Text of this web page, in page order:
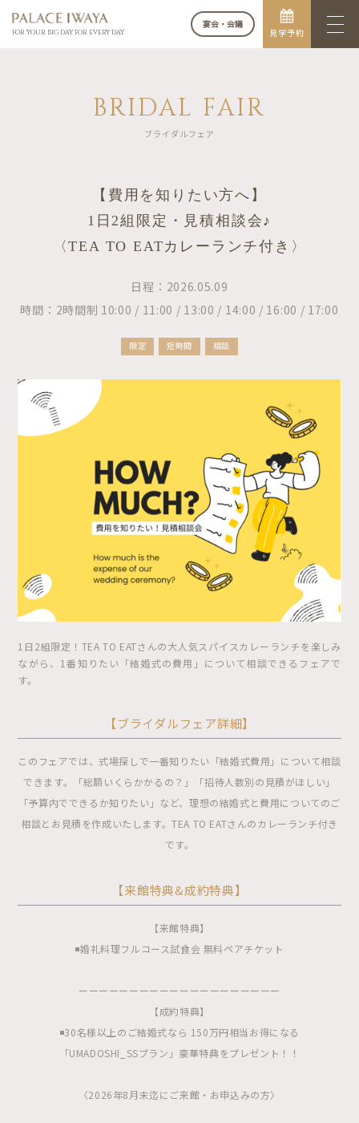
FOR YOUR BIG DAY. FOR EVERY DAY.
宴会・会議
見学予約
BRIDAL FAIR
ブライダルフェア
【費用を知りたい方へ】
1日2組限定・見積相談会♪
〈TEA TO EATカレーランチ付き〉
日程：2026.05.09
時間：2時間制 10:00 / 11:00 / 13:00 / 14:00 / 16:00 / 17:00
限定 短時間 相談
1日2組限定！TEA TO EATさんの大人気スパイスカレーランチを楽しみ
ながら、1番知りたい「結婚式の費用」について相談できるフェアで
す。
【ブライダルフェア詳細】
このフェアでは、式場探しで一番知りたい「結婚式費用」について相談
できます。「総額いくらかかるの？」「招待人数別の見積がほしい」
「予算内でできるか知りたい」など、理想の結婚式と費用についてのご
相談とお見積を作成いたします。TEA TO EATさんのカレーランチ付き
です。
【来館特典&成約特典】
【来館特典】
◾️婚礼料理フルコース試食会 無料ペアチケット
ーーーーーーーーーーーーーーーーーーーー
【成約特典】
◾️30名様以上のご結婚式なら 150万円相当お得になる
「UMADOSHI_SSプラン」豪華特典をプレゼント！！
〈2026年8月末迄にご来館・お申込みの方〉